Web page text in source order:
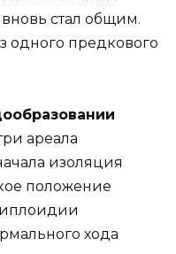
стал общим.
одного предкового
ареала
изоляция
положение
хода